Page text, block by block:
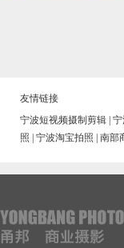
友情链接
宁波短视频摄制剪辑 宁
照
宁波淘宝拍照 南部